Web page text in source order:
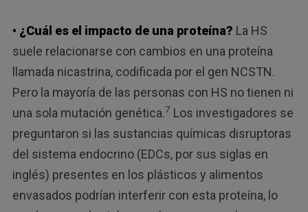
• ¿Cuál es el impacto de una proteína? La HS
suele relacionarse con cambios en una proteína
llamada nicastrina, codificada por el gen NCSTN.
Pero la mayoría de las personas con HS no tienen ni
una sola mutación genética.7 Los investigadores se
preguntaron si las sustancias químicas disruptoras
del sistema endocrino (EDCs, por sus siglas en
inglés) presentes en los plásticos y alimentos
envasados ​​podrían interferir con esta proteína, lo